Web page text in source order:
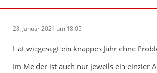
28. Januar 2021 um 18:05
Hat wiegesagt ein knappes Jahr ohne
Im Melder ist auch nur jeweils ein einzier